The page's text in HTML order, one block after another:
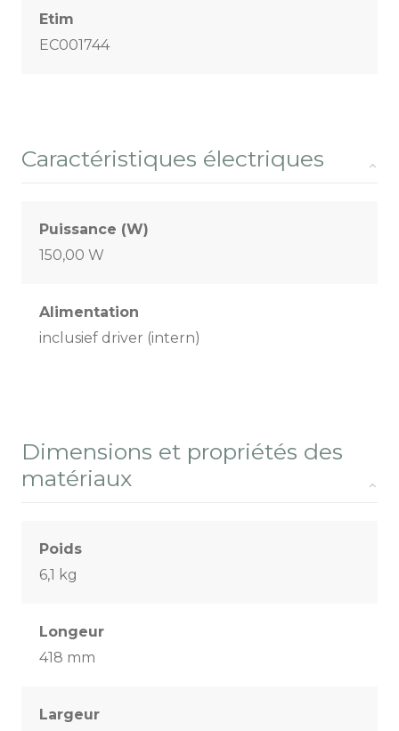
Etim
EC001744
Caractéristiques électriques
Puissance (W)
150,00 W
Alimentation
inclusief driver (intern)
Dimensions et propriétés des
matériaux
Poids
6,1 kg
Longeur
418 mm
Largeur